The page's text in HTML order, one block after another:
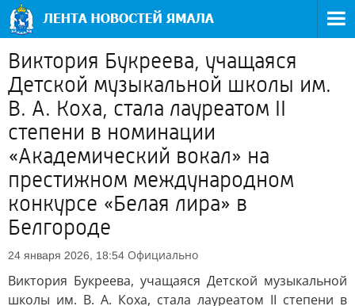
Виктория Букреева, учащаяся
Детской музыкальной школы им.
В. А. Коха, стала лауреатом II
степени в номинации
«Академический вокал» на
престижном международном
конкурсе «Белая лира» в
Белгороде
24 января 2026, 18:54 Официально
Виктория Букреева, учащаяся Детской музыкальной
школы им. В. А. Коха, стала лауреатом II степени в